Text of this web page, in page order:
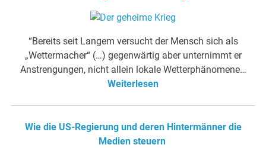
“Bereits seit Langem versucht der Mensch sich als
„Wettermacher“ (…) gegenwärtig aber unternimmt er
Anstrengungen, nicht allein lokale Wetterphänomene…
Weiterlesen
Wie die US-Regierung und deren Hintermänner die
Medien steuern